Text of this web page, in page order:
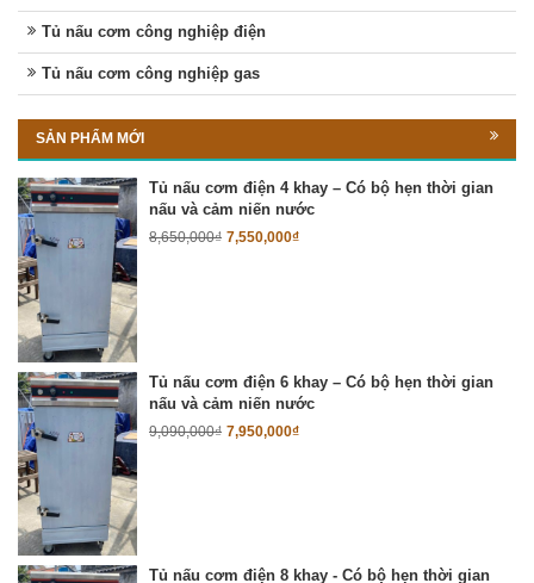
Tủ nấu cơm công nghiệp điện
Tủ nấu cơm công nghiệp gas
SẢN PHẨM MỚI
Tủ nấu cơm điện 4 khay – Có bộ hẹn thời gian
nấu và cảm niến nước
8,650,000₫ 7,550,000₫
Tủ nấu cơm điện 6 khay – Có bộ hẹn thời gian
nấu và cảm niến nước
9,090,000₫ 7,950,000₫
Tủ nấu cơm điện 8 khay - Có bộ hẹn thời gian